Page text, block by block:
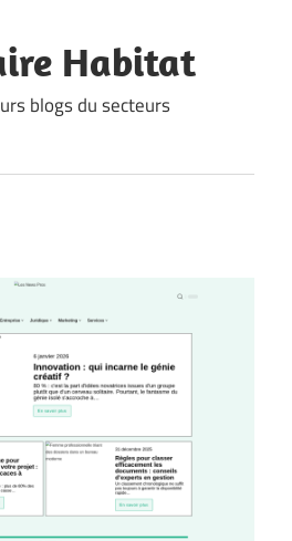
Habitat
blogs du secteurs